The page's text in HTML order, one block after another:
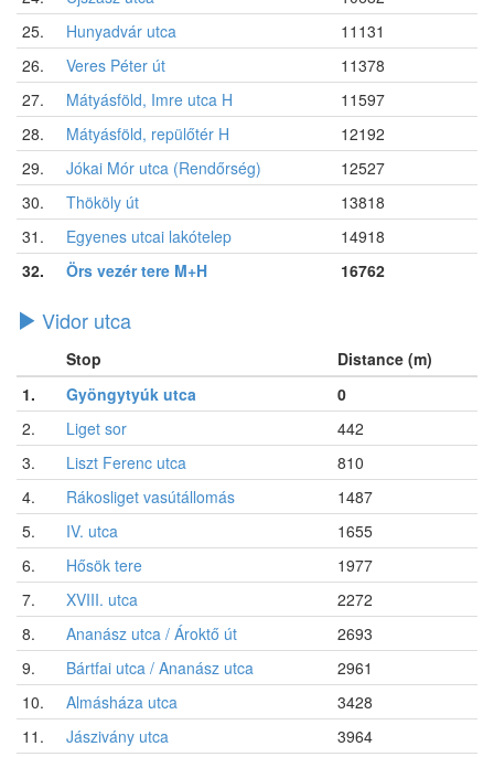
25.
Hunyadvár utca
11131
26.
Veres Péter út
11378
27.
Mátyásföld, Imre utca H
11597
28.
Mátyásföld, repülőtér H
12192
29.
Jókai Mór utca (Rendőrség)
12527
30.
Thököly út
13818
31.
Egyenes utcai lakótelep
14918
32.
Örs vezér tere M+H 16762
Vidor utca
Stop
Distance (m)
1.
Gyöngytyúk utca
0
2.
Liget sor
442
3.
Liszt Ferenc utca
810
4.
Rákosliget vasútállomás
1487
5.
IV. utca
1655
6.
Hősök tere
1977
7.
XVIII. utca
2272
8.
Ananász utca / Ároktő út
2693
9.
Bártfai utca / Ananász utca
2961
10.
Almásháza utca
3428
11.
Jászivány utca
3964